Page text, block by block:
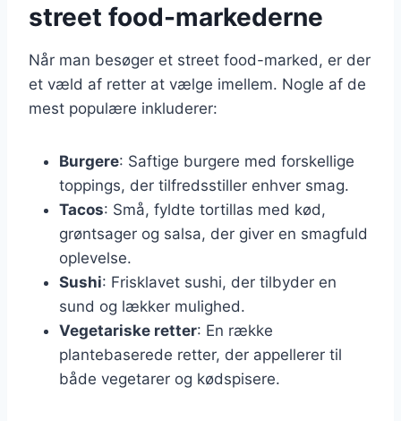
street food-markederne
Når man besøger et street food-marked, er der
et væld af retter at vælge imellem. Nogle af de
mest populære inkluderer:
Burgere: Saftige burgere med forskellige
toppings, der tilfredsstiller enhver smag.
Tacos: Små, fyldte tortillas med kød,
grøntsager og salsa, der giver en smagfuld
oplevelse.
Sushi: Frisklavet sushi, der tilbyder en
sund og lækker mulighed.
Vegetariske retter: En række
plantebaserede retter, der appellerer til
både vegetarer og kødspisere.